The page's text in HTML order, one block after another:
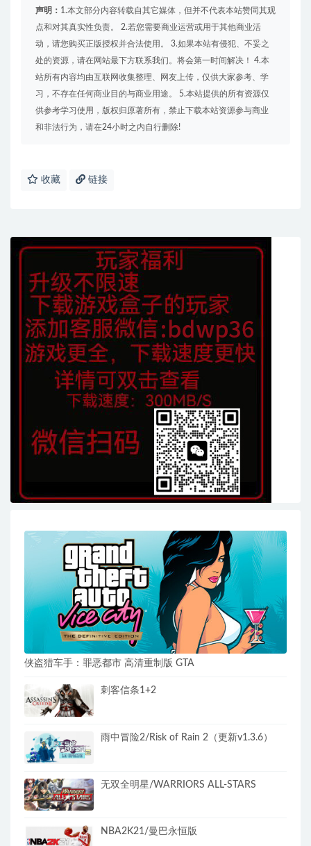
声明： 1.本文部分内容转载自其它媒体，但并不代表本站赞同其观
点和对其真实性负责。 2.若您需要商业运营或用于其他商业活
动，请您购买正版授权并合法使用。 3.如果本站有侵犯、不妥之
处的资源，请在网站最下方联系我们。将会第一时间解决！ 4.本
站所有内容均由互联网收集整理、网友上传，仅供大家参考、学
习，不存在任何商业目的与商业用途。 5.本站提供的所有资源仅
供参考学习使用，版权归原著所有，禁止下载本站资源参与商业
和非法行为，请在24小时之内自行删除!
收藏 链接
侠盗猎车手：罪恶都市 高清重制版 GTA
刺客信条1+2
雨中冒险2/Risk of Rain 2（更新v1.3.6）
无双全明星/WARRIORS ALL-STARS
NBA2K21/曼巴永恒版